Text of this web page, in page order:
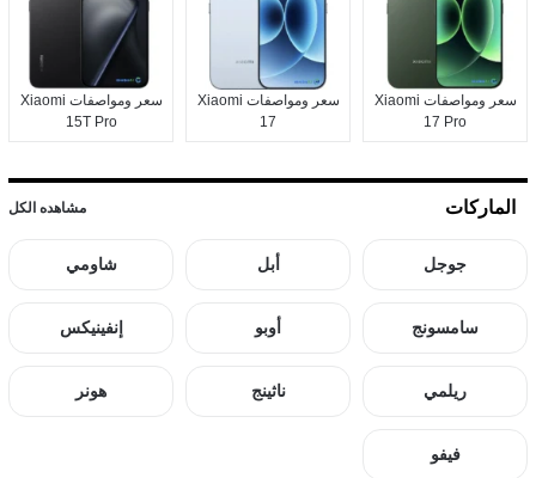
سعر ومواصفات Xiaomi
17 Pro
سعر ومواصفات Xiaomi
17
سعر ومواصفات Xiaomi
15T Pro
الماركات مشاهده الكل
جوجل أبل شاومي
سامسونج أوبو إنفينيكس
ريلمي ناثينج هونر
فيفو